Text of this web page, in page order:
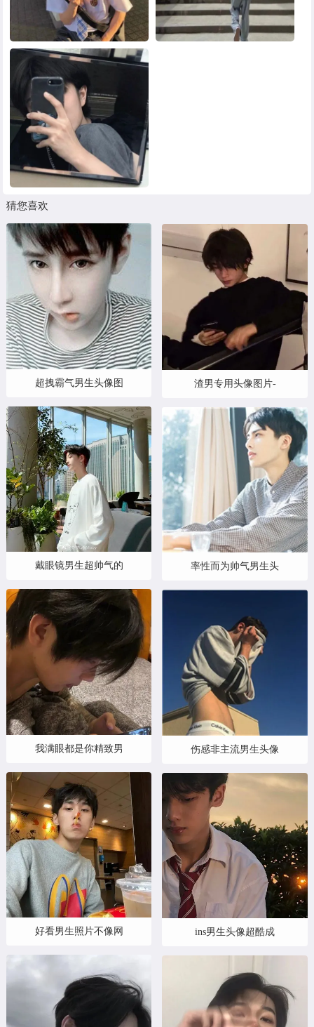
猜您喜欢
超拽霸气男生头像图
戴眼镜男生超帅气的
我满眼都是你精致男
好看男生照片不像网
渣男专用头像图片-
率性而为帅气男生头
伤感非主流男生头像
ins男生头像超酷成